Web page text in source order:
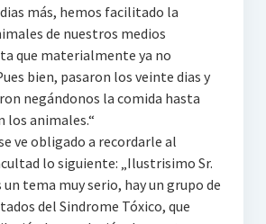
más, hemos facilitado la
de nuestros medios
que materialmente ya no
bien, pasaron los veinte dias y
negándonos la comida hasta
los animales.“
ve obligado a recordarle al
lo siguiente: „Ilustrisimo Sr.
un tema muy serio, hay un grupo de
del Sindrome Tóxico, que